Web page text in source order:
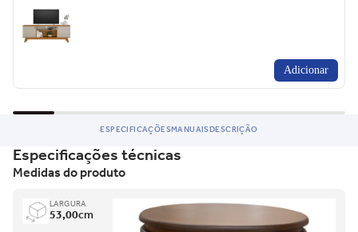
Adicionar
ESPECIFICAÇÕESMANUAISDESCRIÇÃO
Especificações técnicas
Medidas do produto
LARGURA
53,00cm